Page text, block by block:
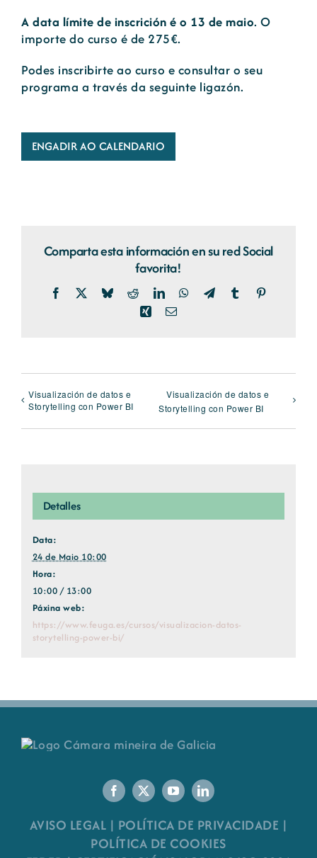
A data límite de inscrición é o 13 de maio. O
importe do curso é de 275€.
Podes inscribirte ao curso e consultar o seu
programa a través da seguinte ligazón.
ENGADIR AO CALENDARIO
Comparta esta información en su red Social
favorita!
Facebook BlueskyRedditLinkedInWhatsApp
TelegramTumblr
XingEmail
Visualización de datos e
Storytelling con Power BI
Visualización de datos e
Storytelling con Power BI
Detalles
Data:
24 de Maio 10:00
Hora:
10:00 / 13:00
Páxina web:
https://www.feuga.es/cursos/visualizacion-datos-
storytelling-power-bi/
AVISO LEGAL | POLÍTICA DE PRIVACIDADE |
POLÍTICA DE COOKIES